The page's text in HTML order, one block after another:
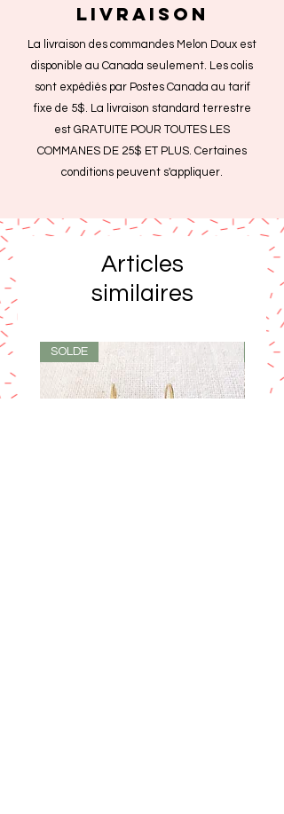
livraison
La livraison des commandes Melon Doux est
disponible au Canada seulement. Les colis
sont expédiés par Postes Canada au tarif
fixe de 5$. La livraison standard terrestre
est GRATUITE POUR TOUTES LES
COMMANES DE 25$ ET PLUS. Certaines
conditions peuvent s'appliquer.
Articles
similaires
SOLDE